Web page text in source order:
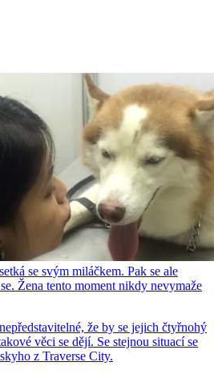
se svým miláčkem. Pak se ale
Žena tento moment nikdy nevymaže
že by se jejich čtyřnohý
věci se dějí. Se stejnou situací se
z Traverse City.